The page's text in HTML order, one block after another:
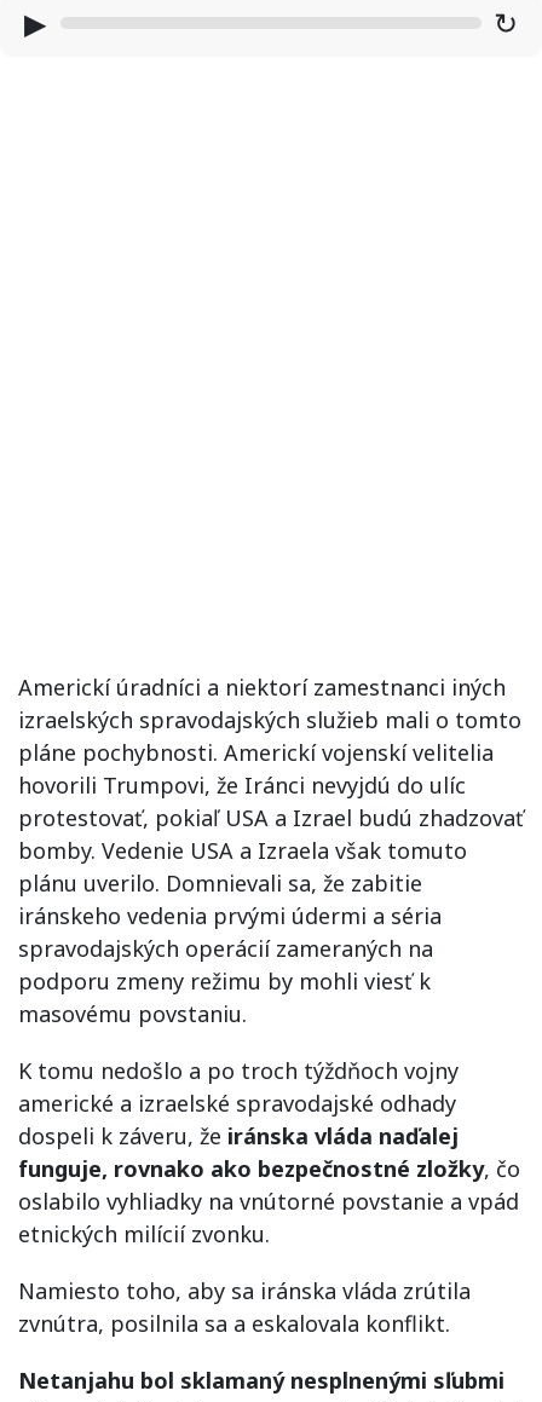
▶ ↻
Americkí úradníci a niektorí zamestnanci iných
izraelských spravodajských služieb mali o tomto
pláne pochybnosti. Americkí vojenskí velitelia
hovorili Trumpovi, že Iránci nevyjdú do ulíc
protestovať, pokiaľ USA a Izrael budú zhadzovať
bomby. Vedenie USA a Izraela však tomuto
plánu uverilo. Domnievali sa, že zabitie
iránskeho vedenia prvými údermi a séria
spravodajských operácií zameraných na
podporu zmeny režimu by mohli viesť k
masovému povstaniu.
K tomu nedošlo a po troch týždňoch vojny
americké a izraelské spravodajské odhady
dospeli k záveru, že iránska vláda naďalej
funguje, rovnako ako bezpečnostné zložky, čo
oslabilo vyhliadky na vnútorné povstanie a vpád
etnických milícií zvonku.
Namiesto toho, aby sa iránska vláda zrútila
zvnútra, posilnila sa a eskalovala konflikt.
Netanjahu bol sklamaný nesplnenými sľubmi